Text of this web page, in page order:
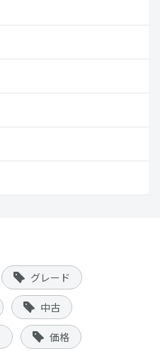
グレード
中古
価格